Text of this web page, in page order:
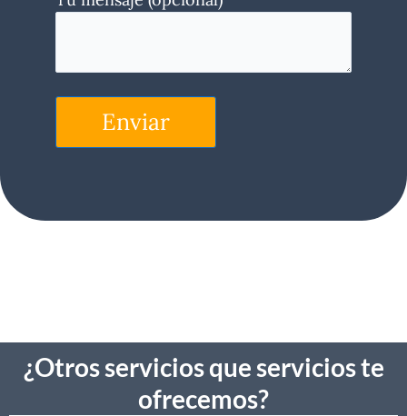
Enviar
¿Otros servicios que servicios te
ofrecemos?